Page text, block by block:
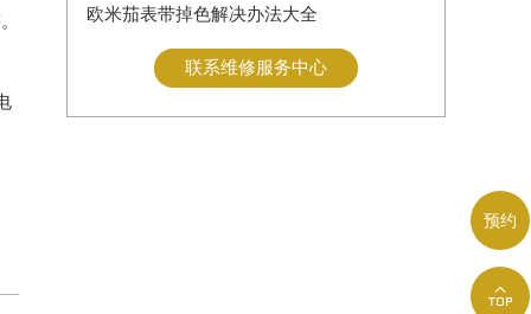
欧米茄表带掉色解决办法大全
联系维修服务中心
预约
